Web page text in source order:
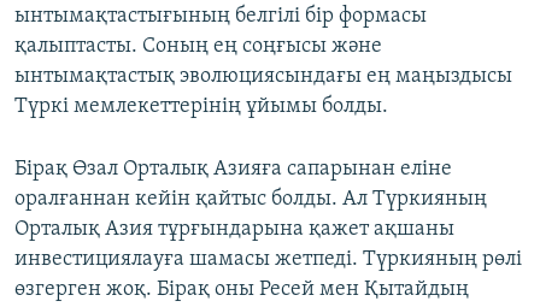
ынтымақтастығының белгілі бір формасы
қалыптасты. Соның ең соңғысы және
ынтымақтастық эволюциясындағы ең маңыздысы
Түркі мемлекеттерінің ұйымы болды.
Бірақ Өзал Орталық Азияға сапарынан еліне
оралғаннан кейін қайтыс болды. Ал Түркияның
Орталық Азия тұрғындарына қажет ақшаны
инвестициялауға шамасы жетпеді. Түркияның рөлі
өзгерген жоқ. Бірақ оны Ресей мен Қытайдың